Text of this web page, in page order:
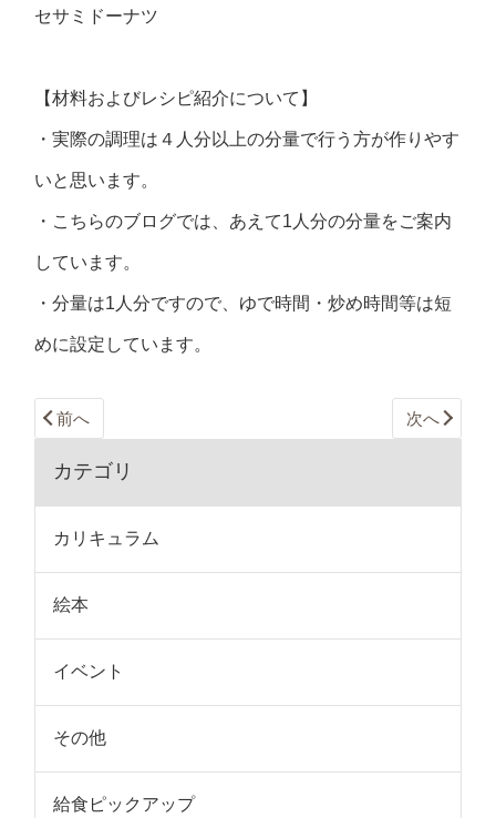
セサミドーナツ
【材料およびレシピ紹介について】
・実際の調理は４人分以上の分量で行う方が作りやす
いと思います。
・こちらのブログでは、あえて1人分の分量をご案内
しています。
・分量は1人分ですので、ゆで時間・炒め時間等は短
めに設定しています。
前へ 次へ
カテゴリ
カリキュラム
絵本
イベント
その他
給食ピックアップ